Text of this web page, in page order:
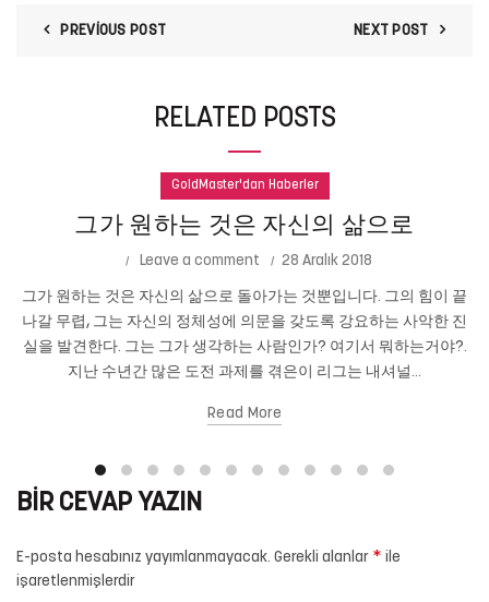
PREVIOUS POST NEXT POST
RELATED POSTS
GoldMaster'dan Haberler
그가 원하는 것은 자신의 삶으로
Leave a comment 28 Aralık 2018
그가 원하는 것은 자신의 삶으로 돌아가는 것뿐입니다. 그의 힘이 끝
나갈 무렵, 그는 자신의 정체성에 의문을 갖도록 강요하는 사악한 진
실을 발견한다. 그는 그가 생각하는 사람인가? 여기서 뭐하는거야?.
지난 수년간 많은 도전 과제를 겪은이 리그는 내셔널...
Read More
BIR CEVAP YAZIN
E-posta hesabınız yayımlanmayacak. Gerekli alanlar * ile
işaretlenmişlerdir